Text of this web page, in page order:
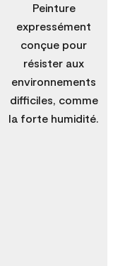
Peinture
expressément
conçue pour
résister aux
environnements
difficiles, comme
la forte humidité.